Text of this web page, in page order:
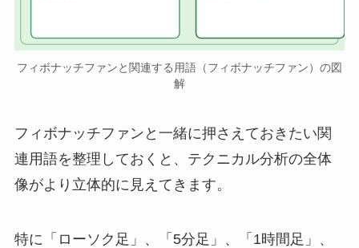
フィボナッチファンと関連する用語（フィボナッチファン）の図
解
フィボナッチファンと一緒に押さえておきたい関
連用語を整理しておくと、テクニカル分析の全体
像がより立体的に見えてきます。
特に「ローソク足」、「5分足」、「1時間足」、